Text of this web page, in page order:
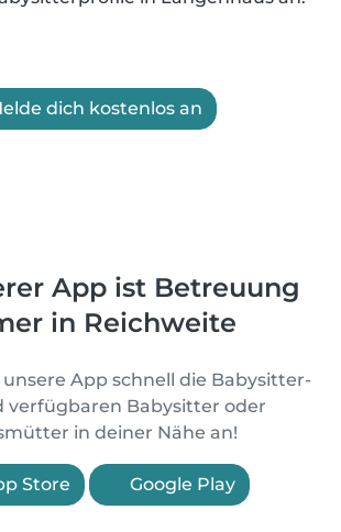
dich kostenlos an
App ist Betreuung
in Reichweite
App schnell die Babysitter-
verfügbaren Babysitter oder
in deiner Nähe an!
Store Google Play